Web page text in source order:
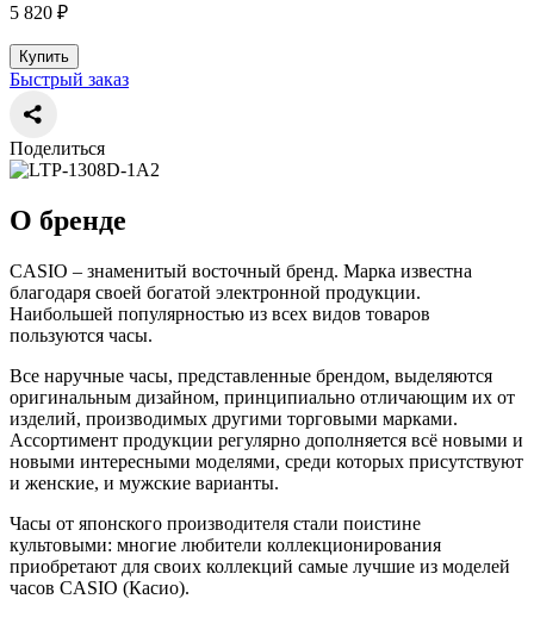
5 820 ₽
Купить
Быстрый заказ
Поделиться
О бренде
CASIO – знаменитый восточный бренд. Марка известна
благодаря своей богатой электронной продукции.
Наибольшей популярностью из всех видов товаров
пользуются часы.
Все наручные часы, представленные брендом, выделяются
оригинальным дизайном, принципиально отличающим их от
изделий, производимых другими торговыми марками.
Ассортимент продукции регулярно дополняется всё новыми и
новыми интересными моделями, среди которых присутствуют
и женские, и мужские варианты.
Часы от японского производителя стали поистине
культовыми: многие любители коллекционирования
приобретают для своих коллекций самые лучшие из моделей
часов CASIO (Касио).